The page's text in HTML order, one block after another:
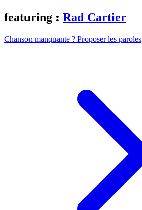
featuring : Rad Cartier
Chanson manquante ? Proposer les paroles